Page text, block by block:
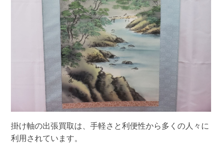
掛け軸の出張買取は、手軽さと利便性から多くの人々に
利用されています。